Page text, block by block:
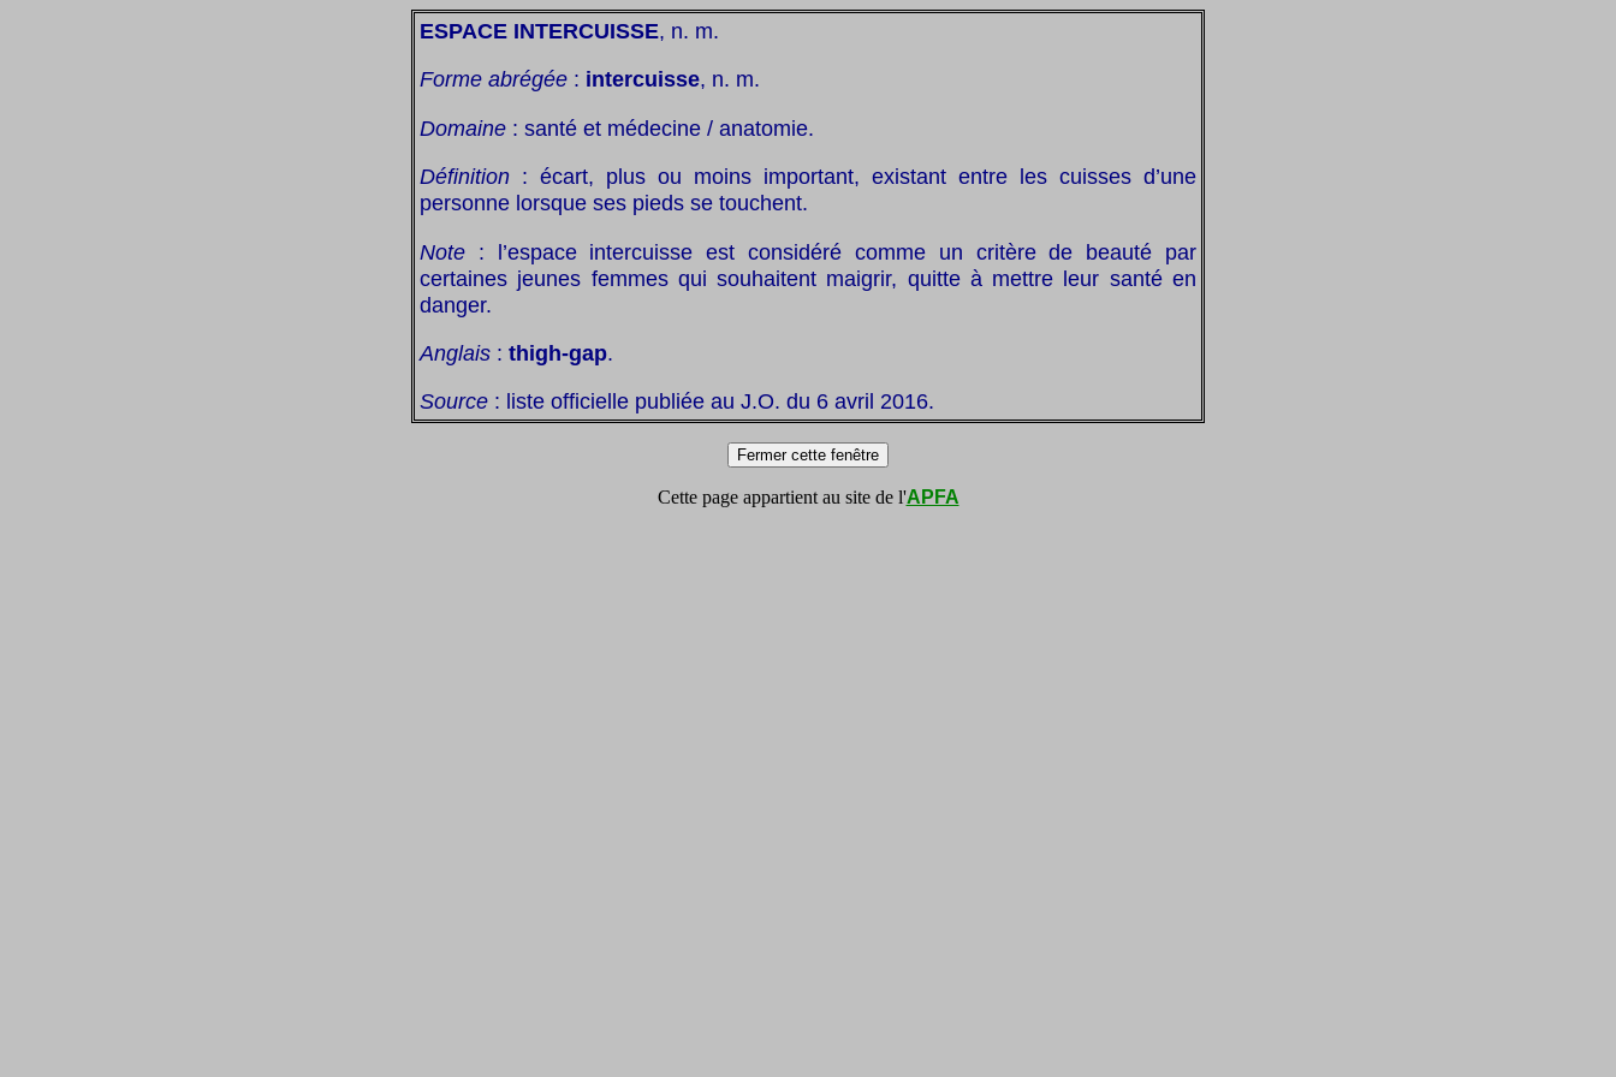
ESPACE INTERCUISSE, n. m.
Forme abrégée : intercuisse, n. m.
Domaine : santé et médecine / anatomie.
Définition : écart, plus ou moins important, existant entre les cuisses d’une
personne lorsque ses pieds se touchent.
Note : l’espace intercuisse est considéré comme un critère de beauté par
certaines jeunes femmes qui souhaitent maigrir, quitte à mettre leur santé en
danger.
Anglais : thigh-gap.
Source : liste officielle publiée au J.O. du 6 avril 2016.
Cette page appartient au site de l'APFA